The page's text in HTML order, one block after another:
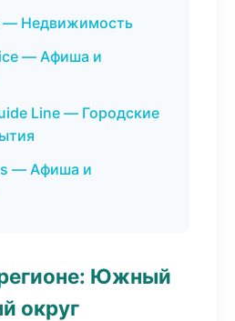
— Недвижимость
— Афиша и
Line — Городские
— Афиша и
Южный
округ